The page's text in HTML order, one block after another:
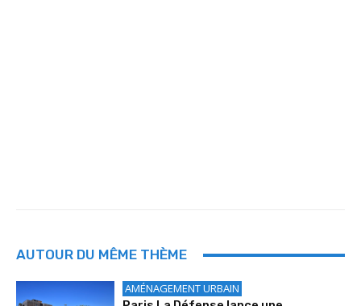
AUTOUR DU MÊME THÈME
AMÉNAGEMENT URBAIN